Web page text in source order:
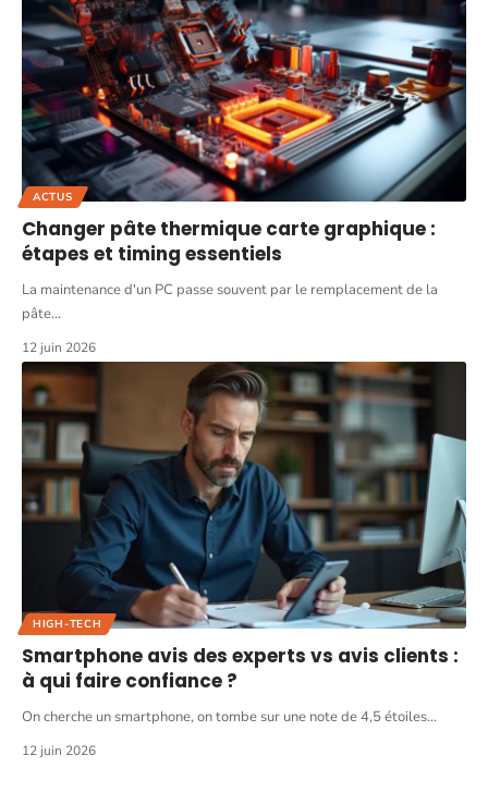
ACTUS
Changer pâte thermique carte graphique :
étapes et timing essentiels
La maintenance d'un PC passe souvent par le remplacement de la
pâte…
12 juin 2026
HIGH-TECH
Smartphone avis des experts vs avis clients :
à qui faire confiance ?
On cherche un smartphone, on tombe sur une note de 4,5 étoiles…
12 juin 2026